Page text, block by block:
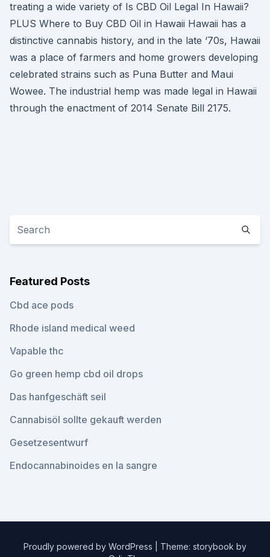
treating a wide variety of Is CBD Oil Legal In Hawaii?
PLUS Where to Buy CBD Oil in Hawaii Hawaii has a
distinctive cannabis history, and in the late ‘70s, Hawaii
was a place of farmers and home growers developing
celebrated strains such as Puna Butter and Maui
Wowee. The industrial hemp was made legal in Hawaii
through the enactment of 2014 Senate Bill 2175.
Featured Posts
Cbd ace pods
Rhode island medical weed
Vapable thc
Go green hemp cbd oil drops
Das hanfgeschäft seil
Cannabisöl sollte gekauft werden
Gesetzesentwurf
Endocannabinoides en la sangre
Proudly powered by WordPress
Theme: storybook by